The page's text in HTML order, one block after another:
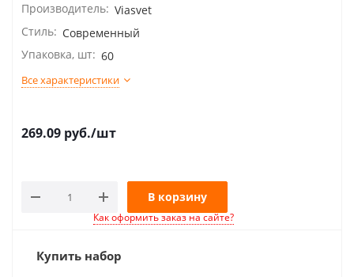
Производитель: Viasvet
Стиль: Современный
Упаковка, шт: 60
Все характеристики
269.09 руб./шт
В корзину
Как оформить заказ на сайте?
Купить набор